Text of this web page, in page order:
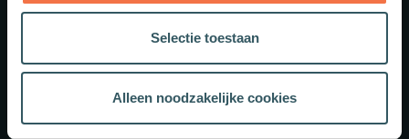
Selectie toestaan
Alleen noodzakelijke cookies
Lid worden
Nieuwsbrieven
Branded content